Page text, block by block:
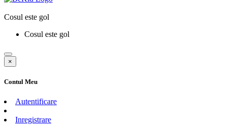
Cosul este gol
Cosul este gol
×
Contul Meu
Autentificare
Inregistrare